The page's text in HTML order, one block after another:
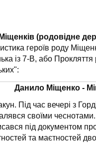
(родовідне
героїв роду
із 7-В, або Прокляття
Данило Міщенко -
Під час вечері з
своїми
під документом
та маєтностей